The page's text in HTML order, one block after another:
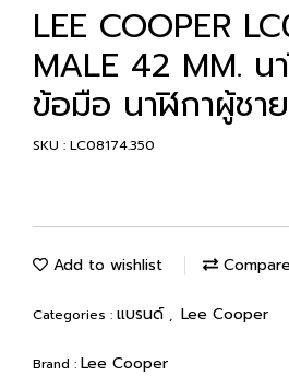
LEE COOPER
MALE 42 MM. น
ข้อมือ นาฬิกาผู้ชาย
SKU : LC08174.350
Add to wishlist
Categories : แบรนด์ , Lee Cooper
Brand : Lee Cooper